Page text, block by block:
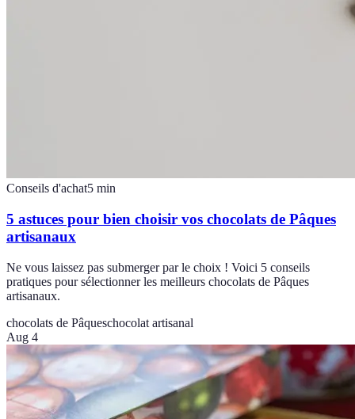
Conseils d'achat5 min
5 astuces pour bien choisir vos chocolats de Pâques
artisanaux
Ne vous laissez pas submerger par le choix ! Voici 5 conseils
pratiques pour sélectionner les meilleurs chocolats de Pâques
artisanaux.
chocolats de Pâqueschocolat artisanal
Aug 4